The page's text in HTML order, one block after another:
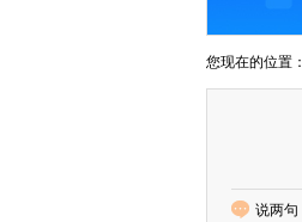
您现在的位置：
说两句